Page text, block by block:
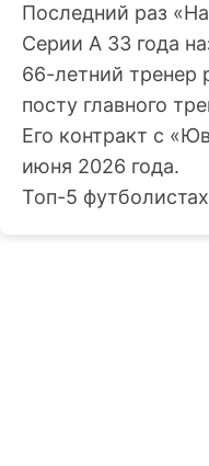
Последний раз
Серии A 33 года
66-летний тренер
посту главного
Его контракт с
июня 2026 года.
Топ-5